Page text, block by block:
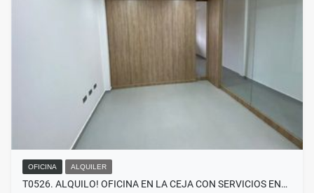
OFICINA ALQUILER
T0526. ALQUILO! OFICINA EN LA CEJA CON SERVICIOS EN…